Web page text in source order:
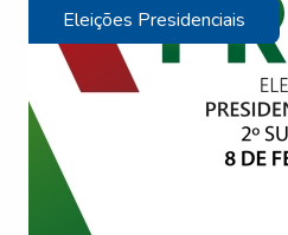
Eleições Presidenciais